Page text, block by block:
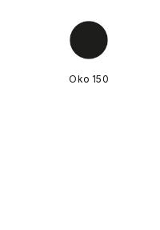
Oko 150